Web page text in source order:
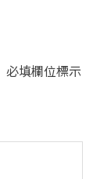
必填欄位標示